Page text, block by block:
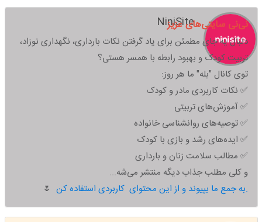
NiniSite
نی‌نی سایتی‌های عزیز
دنبال یه جای مطمئن برای یاد گرفتن نکات بارداری، نگهداری نوزاد،
تربیت کودک و بهبود رابطه با همسر هستی؟
توی کانال "بله" ما هر روز:
✅ نکات کاربردی مادر و کودک
✅ آموزش‌های تربیتی
✅ توصیه‌های روانشناسی خانواده
✅ ایده‌های رشد و بازی با کودک
✅ مطالب سلامت زنان و بارداری
و کلی مطلب جذاب دیگه منتشر می‌شه...
به جمع ما بپیوند و از این محتوای کاربردی استفاده کن.
🌷